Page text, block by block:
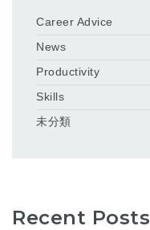
Career Advice
News
Productivity
Skills
未分類
Recent Posts